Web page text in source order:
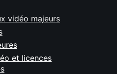
vidéo majeurs
et licences